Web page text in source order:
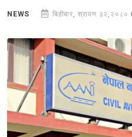
NEWS बिहीबार, श्रावण ३२,२०८०